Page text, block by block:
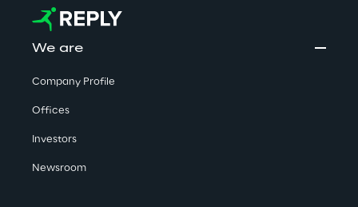
We are
Company Profile
Offices
Investors
Newsroom